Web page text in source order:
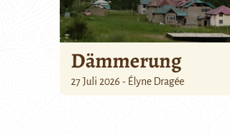
Dämmerung
27 Juli 2026 - Élyne Dragée